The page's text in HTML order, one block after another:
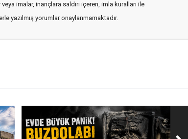
imalar, inançlara saldırı içeren, imla kuralları ile
yazılmış yorumlar onaylanmamaktadır.